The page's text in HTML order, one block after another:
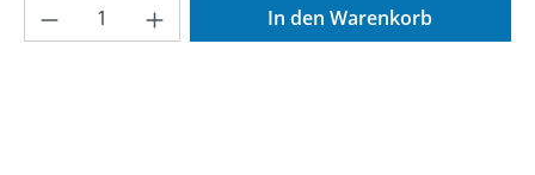
Produkt Anzahl: Gib den gewünschten
In den Warenkorb